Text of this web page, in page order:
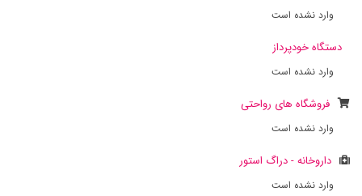
وارد نشده است
دستگاه خودپرداز
وارد نشده است
فروشگاه های رواحتی
وارد نشده است
داروخانه - دراگ استور
وارد نشده است